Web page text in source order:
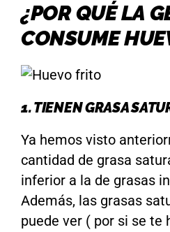
¿POR QUÉ LA
CONSUME
1. TIENEN GRASA
Ya hemos visto
cantidad de grasa
inferior a la de grasas
Además, las grasas
puede ver ( por si se te